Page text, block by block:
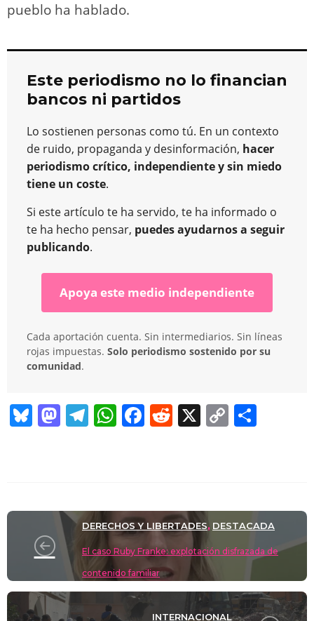
pueblo ha hablado.
Este periodismo no lo financian
bancos ni partidos
Lo sostienen personas como tú. En un contexto
de ruido, propaganda y desinformación, hacer
periodismo crítico, independiente y sin miedo
tiene un coste.
Si este artículo te ha servido, te ha informado o
te ha hecho pensar, puedes ayudarnos a seguir
publicando.
Apoya este medio independiente
Cada aportación cuenta. Sin intermediarios. Sin líneas
rojas impuestas. Solo periodismo sostenido por su
comunidad.
Bl
y
M
d
o
n
T
a
m
W
A
p
p
F
b
o
o
k
R
t
X C
Li
n
k
ar
tir
DERECHOS Y LIBERTADES, DESTACADA
El caso Ruby Franke: explotación disfrazada de
contenido familiar
INTERNACIONAL